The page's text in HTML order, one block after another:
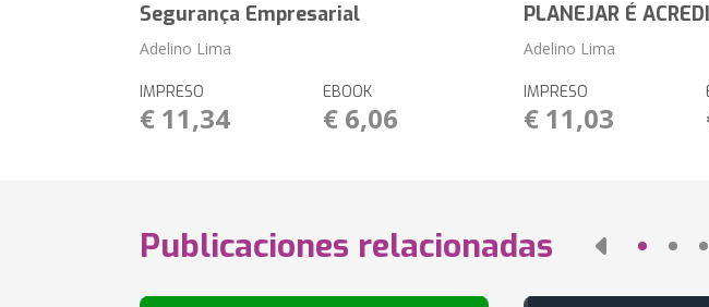
Segurança Empresarial
Adelino Lima
IMPRESO
€ 11,34
EBOOK
€ 6,06
PLANEJAR É
Adelino Lima
IMPRESO
€ 11,03
Publicaciones relacionadas